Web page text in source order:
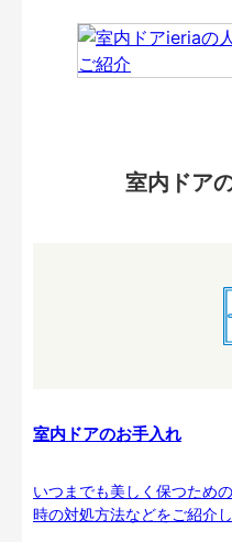
室内ドア
室内ドアのお手入れ
いつまでも美しく保つため
時の対処方法などをご紹介し